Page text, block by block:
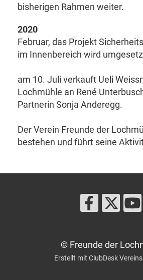
bisherigen Rahmen weiter.
2020
Februar, das Projekt
im Innenbereich wird
am 10. Juli verkauft Ueli
Lochmühle an René
Partnerin Sonja Anderegg.
Der Verein Freunde der
bestehen und führt seine
© Freunde der
Erstellt mit ClubDesk